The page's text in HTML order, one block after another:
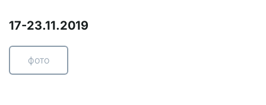
17-23.11.2019
фото